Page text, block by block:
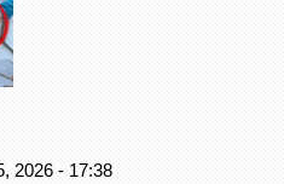
2026 - 17:38